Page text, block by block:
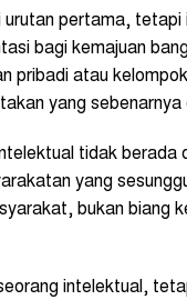
pertama,
bagi kemajuan
pribadi atau
yang
tidak berada
yang
bukan biang
intelektual,